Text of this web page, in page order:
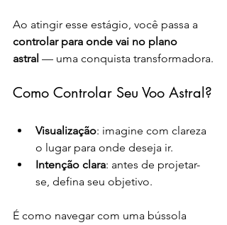
Ao atingir esse estágio, você passa a
controlar para onde vai no plano
astral — uma conquista transformadora.
Como Controlar Seu Voo Astral?
Visualização: imagine com clareza
o lugar para onde deseja ir.
Intenção clara: antes de projetar-
se, defina seu objetivo.
É como navegar com uma bússola